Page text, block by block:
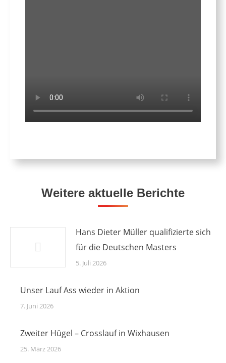
Weitere aktuelle Berichte
Hans Dieter Müller qualifizierte sich
für die Deutschen Masters
5. Juli 2026
Unser Lauf Ass wieder in Aktion
7. Juni 2026
Zweiter Hügel – Crosslauf in Wixhausen
25. März 2026